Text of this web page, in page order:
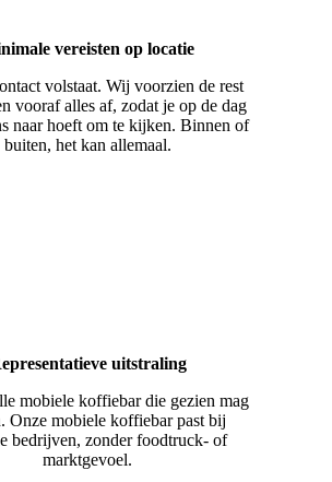
vereisten op locatie
volstaat. Wij voorzien de rest
vooraf alles af, zodat je op de dag
naar hoeft om te kijken. Binnen of
buiten, het kan allemaal.
uitstraling
mobiele koffiebar die gezien mag
Onze mobiele koffiebar past bij
bedrijven, zonder foodtruck- of
marktgevoel.